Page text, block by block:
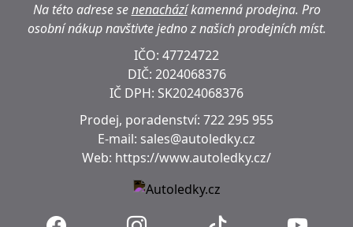
Na této adrese senenacházíkamenná prodejna. Pro
osobní nákup navštivte jedno z našich prodejních míst.
IČO: 47724722
DIČ: 2024068376
IČ DPH: SK2024068376
Prodej, poradenství: 722 295 955
E-mail: sales@autoledky.cz
Web: https://www.autoledky.cz/